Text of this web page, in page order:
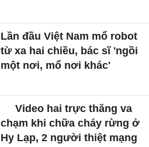
Lần đầu Việt Nam mổ robot
từ xa hai chiều, bác sĩ 'ngồi
một nơi, mổ nơi khác'
Video hai trực thăng va
chạm khi chữa cháy rừng ở
Hy Lạp, 2 người thiệt mạng